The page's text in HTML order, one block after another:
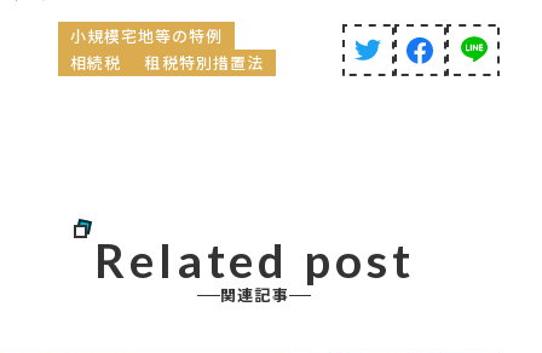
小規模宅地等の特例
相続税
租税特別措置法
Related post
関連記事